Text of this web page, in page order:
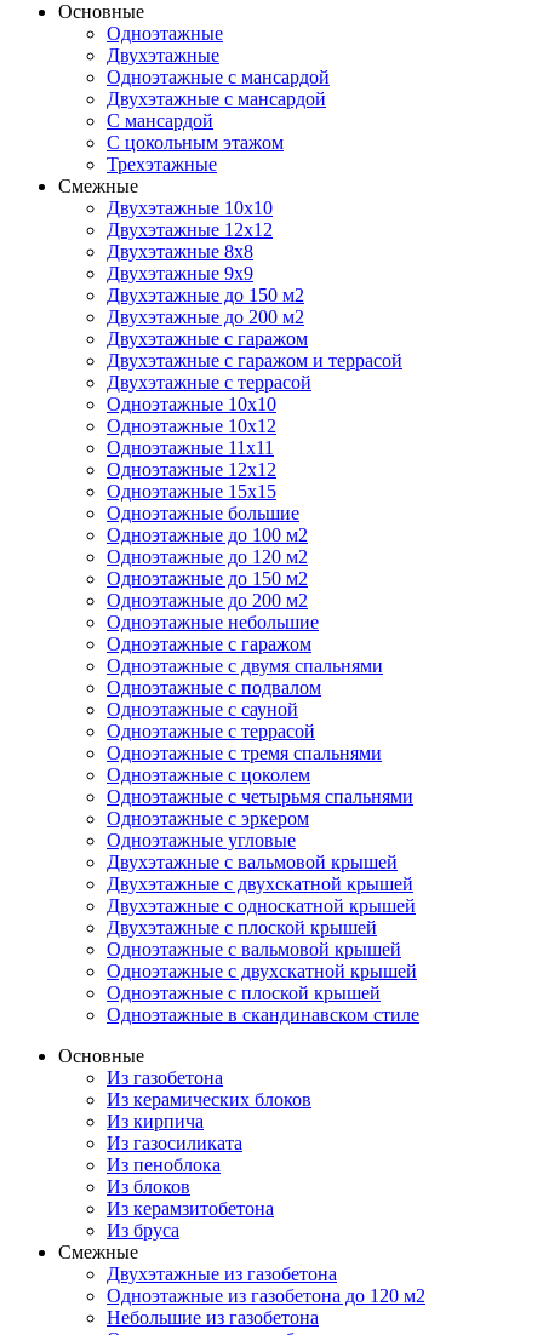
Основные
Одноэтажные
Двухэтажные
Одноэтажные с мансардой
Двухэтажные с мансардой
С мансардой
С цокольным этажом
Трехэтажные
Смежные
Двухэтажные 10х10
Двухэтажные 12х12
Двухэтажные 8х8
Двухэтажные 9х9
Двухэтажные до 150 м2
Двухэтажные до 200 м2
Двухэтажные с гаражом
Двухэтажные с гаражом и террасой
Двухэтажные с террасой
Одноэтажные 10х10
Одноэтажные 10х12
Одноэтажные 11х11
Одноэтажные 12х12
Одноэтажные 15х15
Одноэтажные большие
Одноэтажные до 100 м2
Одноэтажные до 120 м2
Одноэтажные до 150 м2
Одноэтажные до 200 м2
Одноэтажные небольшие
Одноэтажные с гаражом
Одноэтажные с двумя спальнями
Одноэтажные с подвалом
Одноэтажные с сауной
Одноэтажные с террасой
Одноэтажные с тремя спальнями
Одноэтажные с цоколем
Одноэтажные с четырьмя спальнями
Одноэтажные с эркером
Одноэтажные угловые
Двухэтажные с вальмовой крышей
Двухэтажные с двухскатной крышей
Двухэтажные с односкатной крышей
Двухэтажные с плоской крышей
Одноэтажные с вальмовой крышей
Одноэтажные с двухскатной крышей
Одноэтажные с плоской крышей
Одноэтажные в скандинавском стиле
Основные
Из газобетона
Из керамических блоков
Из кирпича
Из газосиликата
Из пеноблока
Из блоков
Из керамзитобетона
Из бруса
Смежные
Двухэтажные из газобетона
Одноэтажные из газобетона до 120 м2
Небольшие из газобетона